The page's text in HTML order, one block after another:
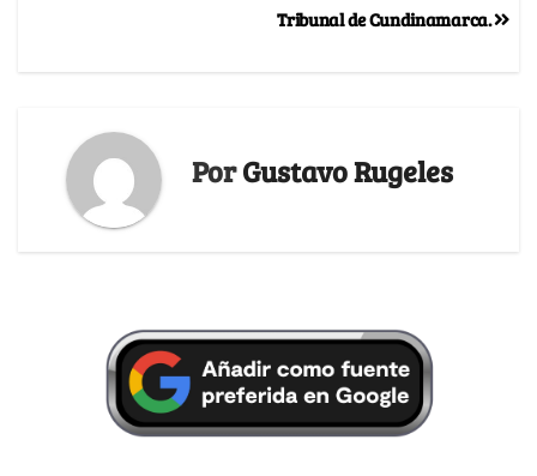
Tribunal de Cundinamarca.
PorGustavo Rugeles